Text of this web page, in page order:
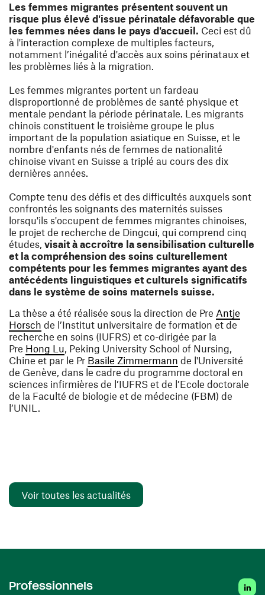
Les femmes migrantes présentent souvent un
risque plus élevé d'issue périnatale défavorable que
les femmes nées dans le pays d'accueil. Ceci est dû
à l'interaction complexe de multiples facteurs,
notamment l’inégalité d'accès aux soins périnataux et
les problèmes liés à la migration.
Les femmes migrantes portent un fardeau
disproportionné de problèmes de santé physique et
mentale pendant la période périnatale. Les migrants
chinois constituent le troisième groupe le plus
important de la population asiatique en Suisse, et le
nombre d'enfants nés de femmes de nationalité
chinoise vivant en Suisse a triplé au cours des dix
dernières années.
Compte tenu des défis et des difficultés auxquels sont
confrontés les soignants des maternités suisses
lorsqu'ils s'occupent de femmes migrantes chinoises,
le projet de recherche de Dingcui, qui comprend cinq
études, visait à accroître la sensibilisation culturelle
et la compréhension des soins culturellement
compétents pour les femmes migrantes ayant des
antécédents linguistiques et culturels significatifs
dans le système de soins maternels suisse.
La thèse a été réalisée sous la direction de Pre Antje
Horsch (ouvre une nouvelle fenêtre)
de l’Institut universitaire de formation et de
recherche en soins (IUFRS) et co-dirigée par la
Pre Hong Lu (ouvre une nouvelle fenêtre)
, Peking University School of Nursing,
Chine et par le Pr Basile Zimmermann (ouvre une
de l'Université
de Genève, dans le cadre du programme doctoral en
sciences infirmières de l’IUFRS et de l’Ecole doctorale
de la Faculté de biologie et de médecine (FBM) de
l’UNIL.
Voir toutes les actualités
Professionnels